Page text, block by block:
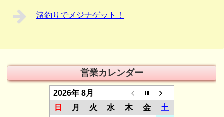
渚釣りでメジナゲット！
営業カレンダー
2026年 8月
日
月 火 水 木 金
土